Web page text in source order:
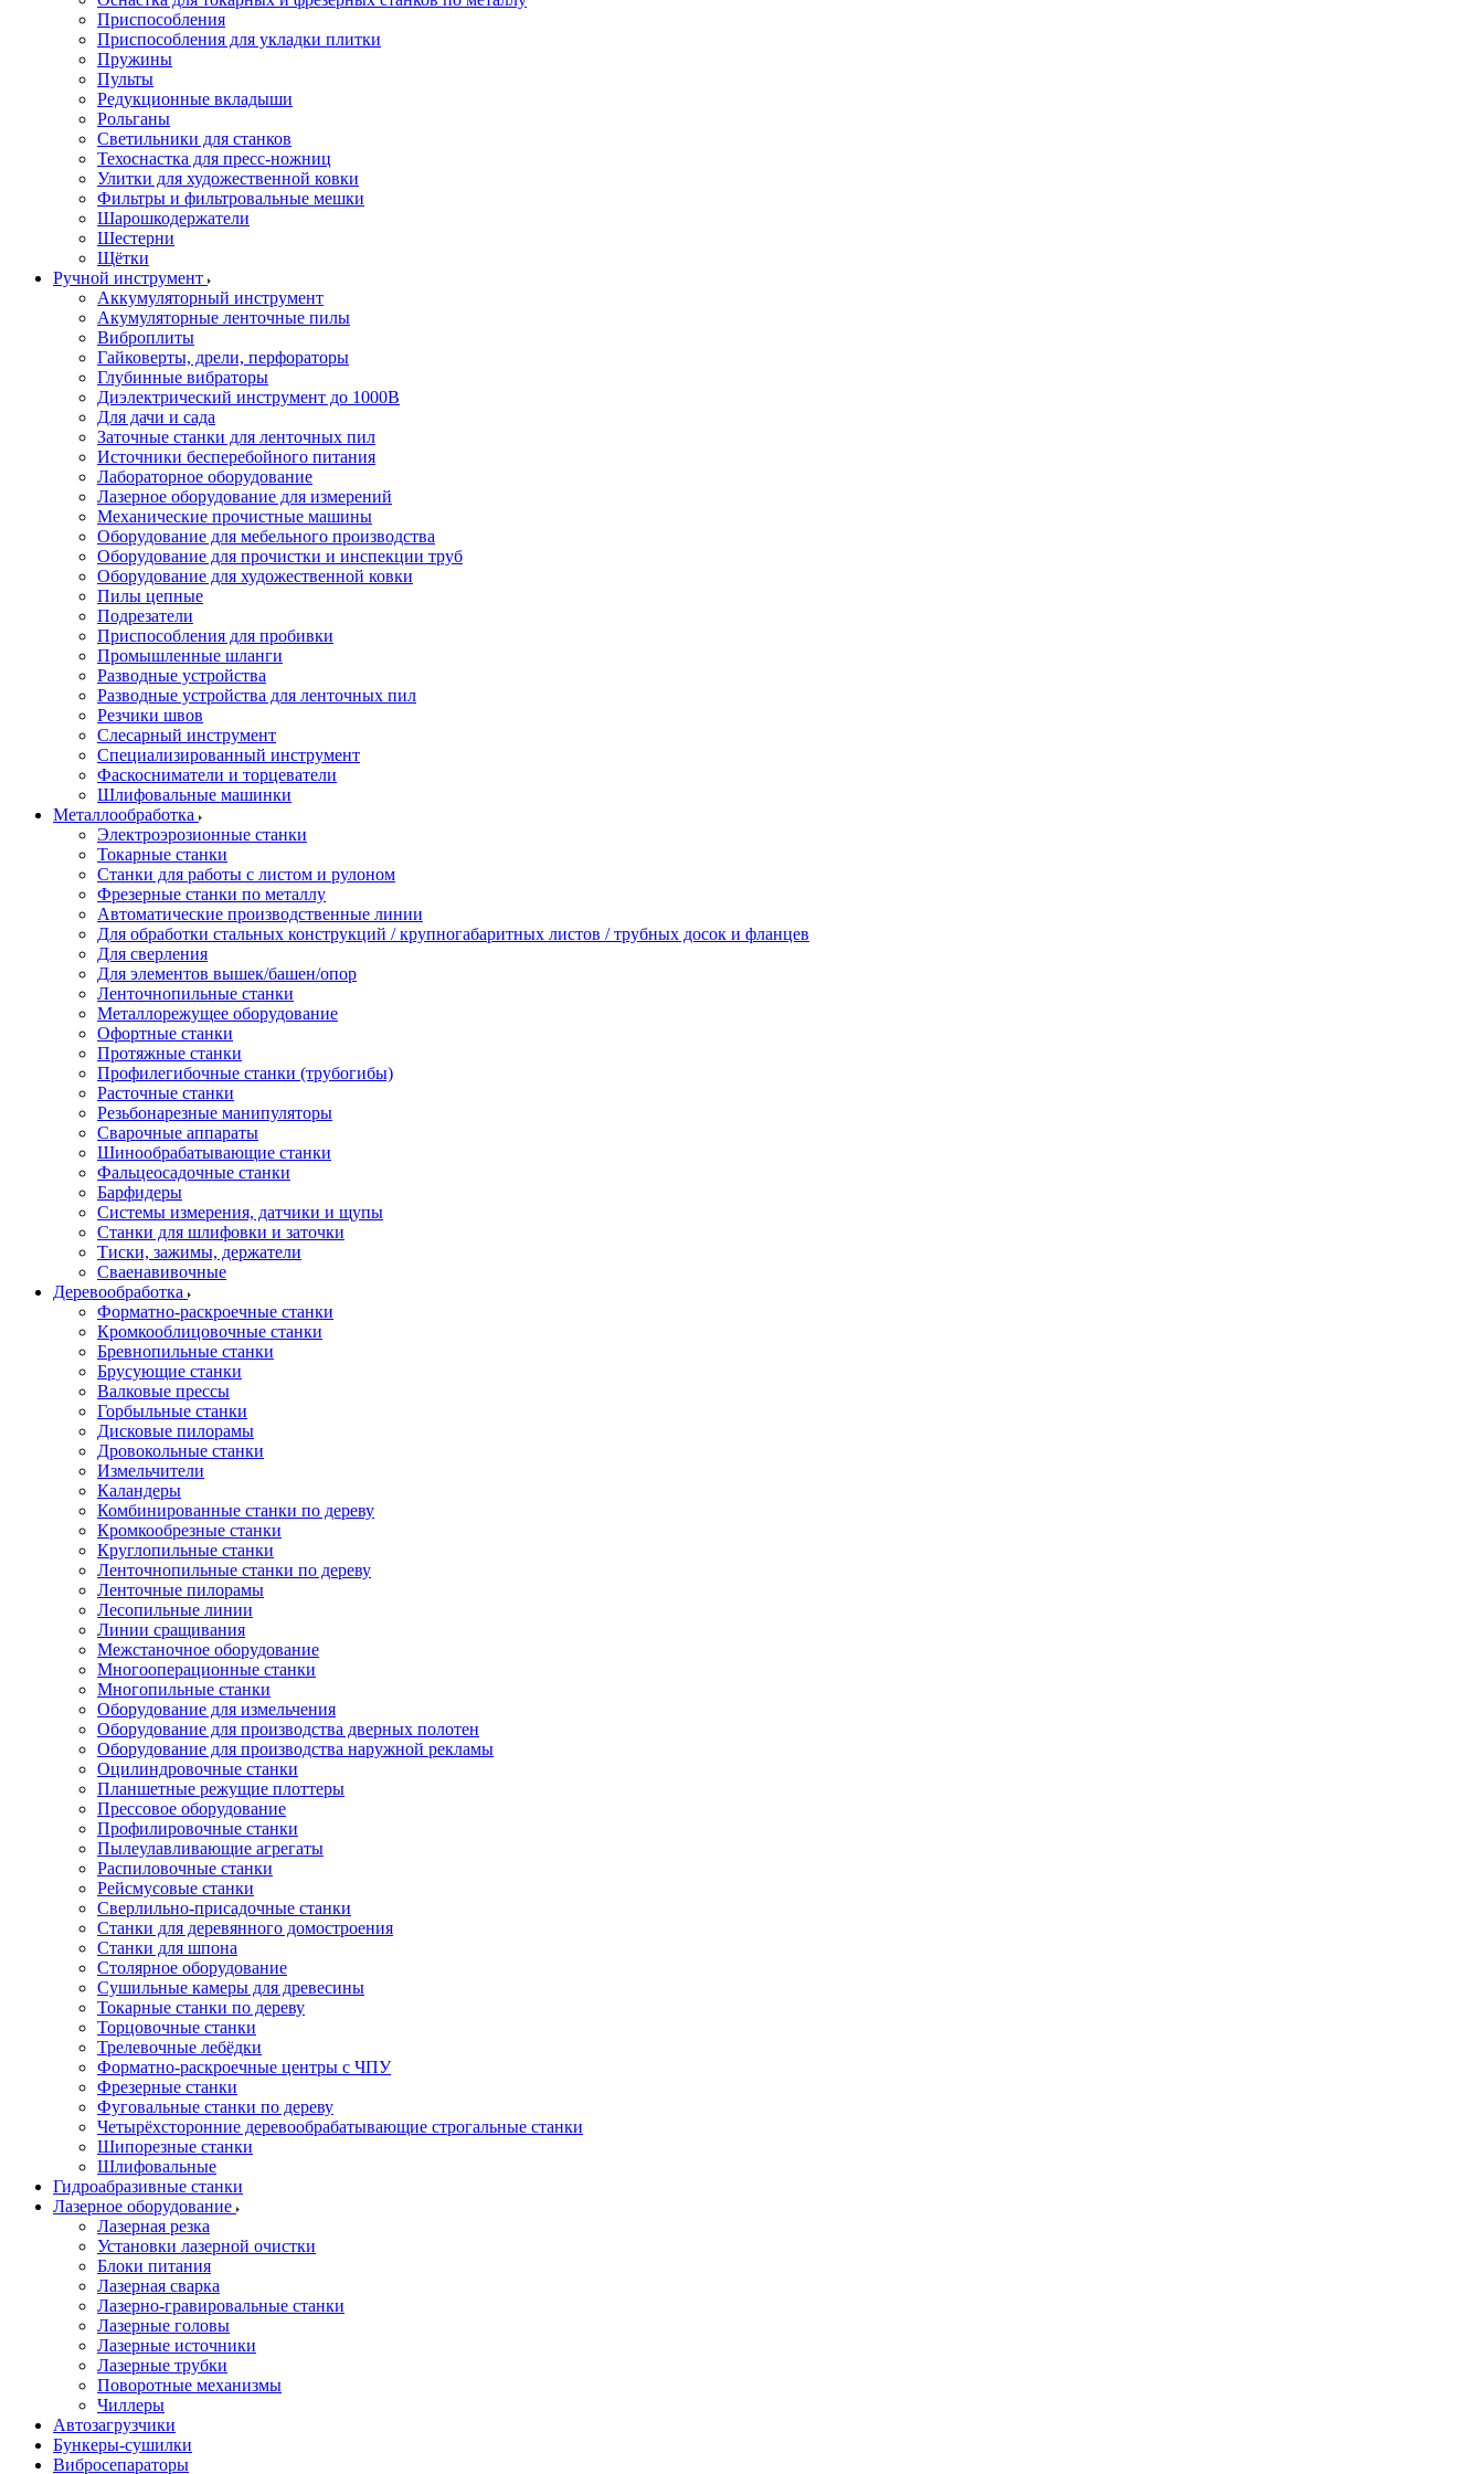
Приспособления
Приспособления для укладки плитки
Пружины
Пульты
Редукционные вкладыши
Рольганы
Светильники для станков
Техоснастка для пресс-ножниц
Улитки для художественной ковки
Фильтры и фильтровальные мешки
Шарошкодержатели
Шестерни
Щётки
Ручной инструмент
Аккумуляторный инструмент
Акумуляторные ленточные пилы
Виброплиты
Гайковерты, дрели, перфораторы
Глубинные вибраторы
Диэлектрический инструмент до 1000В
Для дачи и сада
Заточные станки для ленточных пил
Источники бесперебойного питания
Лабораторное оборудование
Лазерное оборудование для измерений
Механические прочистные машины
Оборудование для мебельного производства
Оборудование для прочистки и инспекции труб
Оборудование для художественной ковки
Пилы цепные
Подрезатели
Приспособления для пробивки
Промышленные шланги
Разводные устройства
Разводные устройства для ленточных пил
Резчики швов
Слесарный инструмент
Специализированный инструмент
Фаскосниматели и торцеватели
Шлифовальные машинки
Металлообработка
Электроэрозионные станки
Токарные станки
Станки для работы с листом и рулоном
Фрезерные станки по металлу
Автоматические производственные линии
Для обработки стальных конструкций / крупногабаритных листов / трубных досок и фланцев
Для сверления
Для элементов вышек/башен/опор
Ленточнопильные станки
Металлорежущее оборудование
Офортные станки
Протяжные станки
Профилегибочные станки (трубогибы)
Расточные станки
Резьбонарезные манипуляторы
Сварочные аппараты
Шинообрабатывающие станки
Фальцеосадочные станки
Барфидеры
Системы измерения, датчики и щупы
Станки для шлифовки и заточки
Тиски, зажимы, держатели
Cваенавивочные
Деревообработка
Форматно-раскроечные станки
Кромкооблицовочные станки
Бревнопильные станки
Брусующие станки
Валковые прессы
Горбыльные станки
Дисковые пилорамы
Дровокольные станки
Измельчители
Каландеры
Комбинированные станки по дереву
Кромкообрезные станки
Круглопильные станки
Ленточнопильные станки по дереву
Ленточные пилорамы
Лесопильные линии
Линии сращивания
Межстаночное оборудование
Многооперационные станки
Многопильные станки
Оборудование для измельчения
Оборудование для производства дверных полотен
Оборудование для производства наружной рекламы
Оцилиндровочные станки
Планшетные режущие плоттеры
Прессовое оборудование
Профилировочные станки
Пылеулавливающие агрегаты
Распиловочные станки
Рейсмусовые станки
Сверлильно-присадочные станки
Станки для деревянного домостроения
Станки для шпона
Столярное оборудование
Сушильные камеры для древесины
Токарные станки по дереву
Торцовочные станки
Трелевочные лебёдки
Форматно-раскроечные центры с ЧПУ
Фрезерные станки
Фуговальные станки по дереву
Четырёхсторонние деревообрабатывающие строгальные станки
Шипорезные станки
Шлифовальные
Гидроабразивные станки
Лазерное оборудование
Лазерная резка
Установки лазерной очистки
Блоки питания
Лазерная сварка
Лазерно-гравировальные станки
Лазерные головы
Лазерные источники
Лазерные трубки
Поворотные механизмы
Чиллеры
Автозагрузчики
Бункеры-сушилки
Вибросепараторы